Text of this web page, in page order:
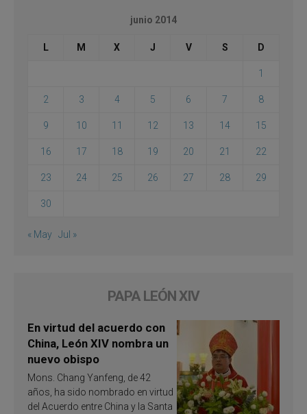
junio 2014
L M X J V S D
1
2 3 4 5 6 7 8
9 10 11 12 13 14 15
16 17 18 19 20 21 22
23 24 25 26 27 28 29
30
« May Jul »
PAPA LEÓN XIV
En virtud del acuerdo con
China, León XIV nombra un
nuevo obispo
Mons. Chang Yanfeng, de 42
años, ha sido nombrado en virtud
del Acuerdo entre China y la Santa